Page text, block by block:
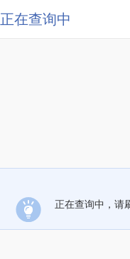
正在查询中
正在查询中，请